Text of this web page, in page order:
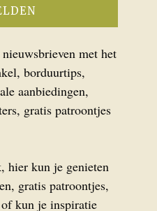
met het
borduurtips,
aanbiedingen,
gratis patroontjes
hier kun je genieten
gratis patroontjes,
kun je inspiratie